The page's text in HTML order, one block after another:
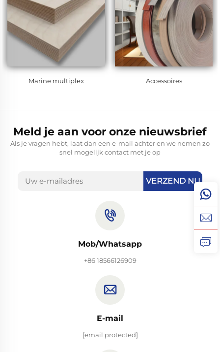
Marine multiplex Accessoires
Meld je aan voor onze nieuwsbrief
Als je vragen hebt, laat dan een e-mail achter en we nemen zo
snel mogelijk contact met je op
VERZEND NU
Mob/Whatsapp
+86 18566126909
E-mail
[email protected]